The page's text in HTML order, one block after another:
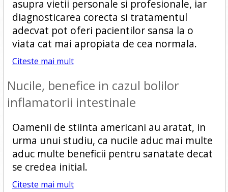
asupra vietii personale si profesionale, iar
diagnosticarea corecta si tratamentul
adecvat pot oferi pacientilor sansa la o
viata cat mai apropiata de cea normala.
Citeste mai mult
Nucile, benefice in cazul bolilor
inflamatorii intestinale
Oamenii de stiinta americani au aratat, in
urma unui studiu, ca nucile aduc mai multe
aduc multe beneficii pentru sanatate decat
se credea initial.
Citeste mai mult